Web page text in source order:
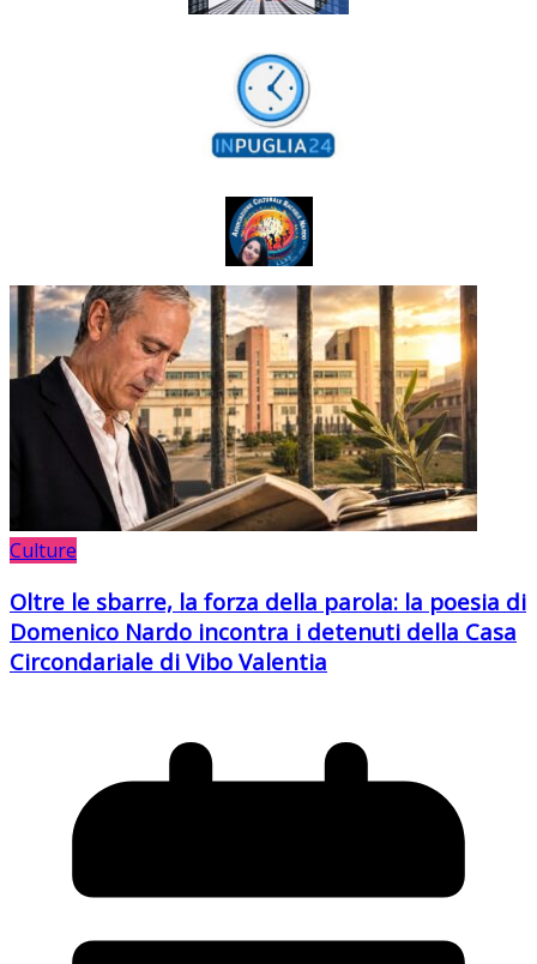
Culture
Oltre le sbarre, la forza della parola: la poesia di
Domenico Nardo incontra i detenuti della Casa
Circondariale di Vibo Valentia